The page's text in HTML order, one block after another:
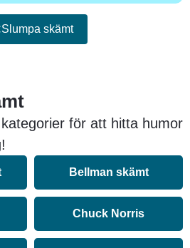
Slumpa skämt
för att hitta humor
Bellman skämt
Chuck Norris